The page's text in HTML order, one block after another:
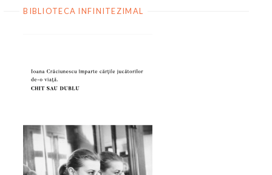
BIBLIOTECA INFINITEZIMAL